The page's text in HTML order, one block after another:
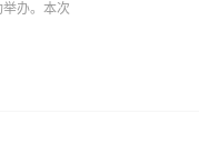
门的技术
年，为
办。本次